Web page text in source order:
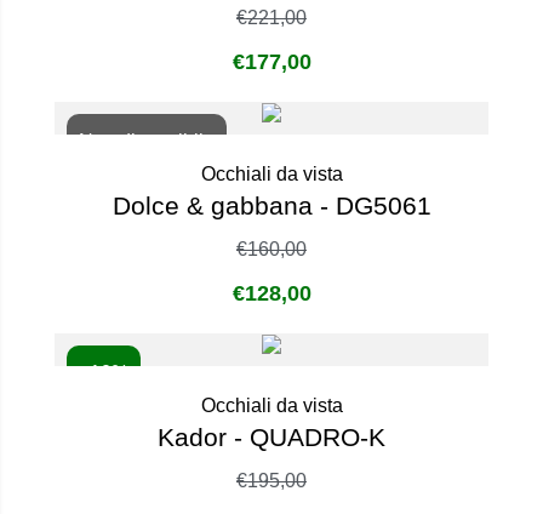
€221,00
€177,00
Non disponibile
Occhiali da vista
Dolce & gabbana - DG5061
€160,00
€128,00
- 10%
Occhiali da vista
Kador - QUADRO-K
€195,00